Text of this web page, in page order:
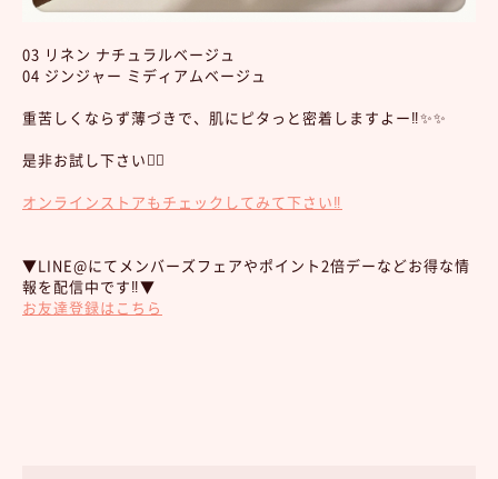
03 リネン ナチュラルベージュ
04 ジンジャー ミディアムベージュ
重苦しくならず薄づきで、肌にピタっと密着しますよー‼︎✨✨
是非お試し下さい💁‍♀️
オンラインストアもチェックしてみて下さい‼︎
▼LINE@にてメンバーズフェアやポイント2倍デーなどお得な情
報を配信中です‼︎▼
お友達登録はこちら